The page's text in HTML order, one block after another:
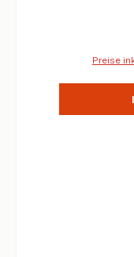
Die
ca.
Material
Preise